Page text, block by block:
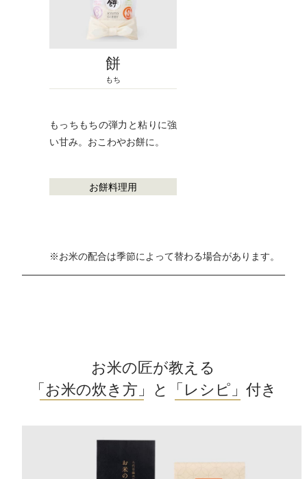
餅
もち
もっちもちの弾力と粘りに強
い甘み。おこわやお餅に。
お餅料理用
※お米の配合は季節によって替わる場合があります。
お米の匠が教える
「お米の炊き方」
と 「レシピ」 付き